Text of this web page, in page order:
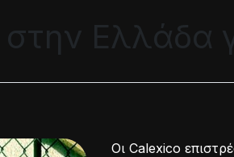
Ελλάδα
Οι Calexico